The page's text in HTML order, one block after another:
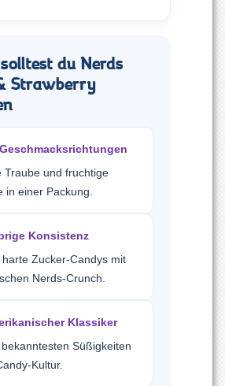
du Nerds
Strawberry
Traube und fruchtige
in einer Packung.
Konsistenz
harte Zucker-Candys mit
Nerds-Crunch.
Klassiker
Süßigkeiten
Kultur.